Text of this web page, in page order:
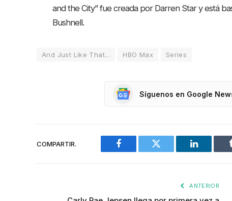
and the City” fue creada por Darren Star y está
Bushnell.
And Just Like That... HBO Max Series
Síguenos en Google
COMPARTIR.
Facebook Twitter LinkedIn
ANTERIOR